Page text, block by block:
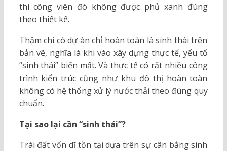
thì công viên đó không được phủ xanh đúng
theo thiết kế.
Thậm chí có dự án chỉ hoàn toàn là sinh thái trên
bản vẽ, nghĩa là khi vào xây dựng thực tế, yếu tố
“sinh thái” biến mất. Và thực tế có rất nhiều công
trình kiến trúc cũng như khu đô thị hoàn toàn
không có hệ thống xử lý nước thải theo đúng quy
chuẩn.
Tại sao lại cần “sinh thái”?
Trái đất vốn dĩ tồn tại dựa trên sự cân bằng sinh